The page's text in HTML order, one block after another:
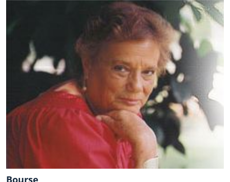
Bourse